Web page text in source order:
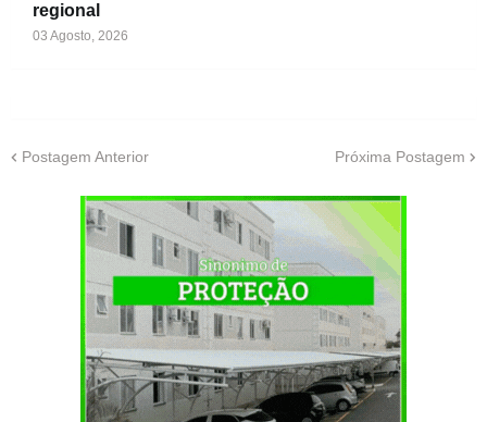
regional
03 Agosto, 2026
Postagem Anterior Próxima Postagem